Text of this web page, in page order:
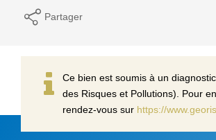
Partager
Ce bien est soumis à un
des Risques et Pollutions). Pour
rendez-vous sur https://